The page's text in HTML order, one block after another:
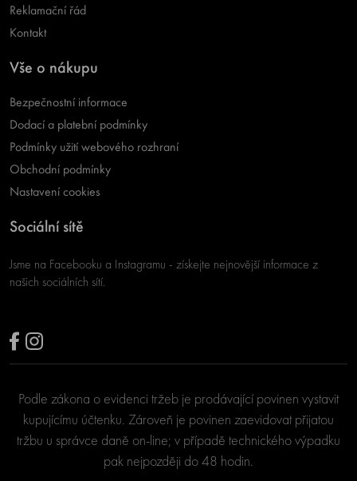
Reklamační řád
Kontakt
Vše o nákupu
Bezpečnostní informace
Dodací a platební podmínky
Podmínky užití webového rozhraní
Obchodní podmínky
Nastavení cookies
Sociální sítě
Jsme na Facebooku a Instagramu - získejte nejnovější informace z
našich sociálních sítí.
Podle zákona o evidenci tržeb je prodávající povinen vystavit
kupujícímu účtenku. Zároveň je povinen zaevidovat přijatou
tržbu u správce daně on-line; v případě technického výpadku
pak nejpozději do 48 hodin.